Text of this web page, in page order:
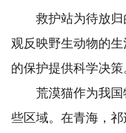
救护站为待放归
观反映野生动物的
的保护提供科学决策
荒漠猫作为我国
些区域。在青海，